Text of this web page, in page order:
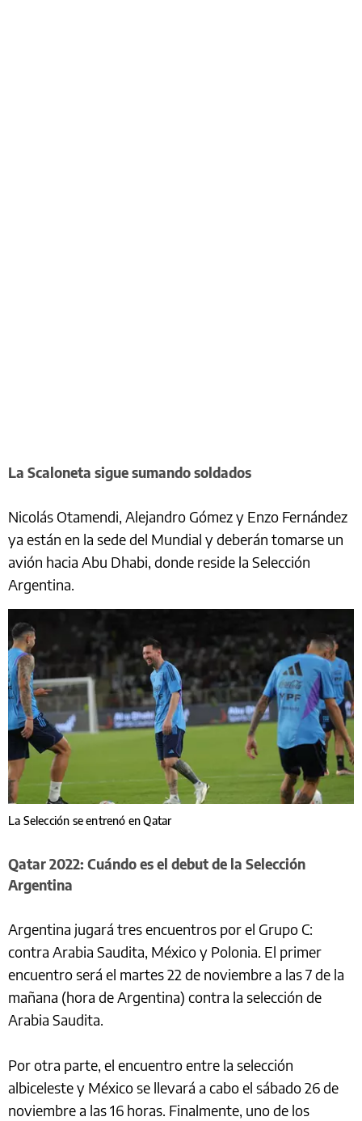
La Scaloneta sigue sumando soldados
Nicolás Otamendi, Alejandro Gómez y Enzo Fernández
ya están en la sede del Mundial y deberán tomarse un
avión hacia Abu Dhabi, donde reside la Selección
Argentina.
La Selección se entrenó en Qatar
Qatar 2022: Cuándo es el debut de la Selección
Argentina
Argentina jugará tres encuentros por el Grupo C:
contra Arabia Saudita, México y Polonia. El primer
encuentro será el martes 22 de noviembre a las 7 de la
mañana (hora de Argentina) contra la selección de
Arabia Saudita.
Por otra parte, el encuentro entre la selección
albiceleste y México se llevará a cabo el sábado 26 de
noviembre a las 16 horas. Finalmente, uno de los